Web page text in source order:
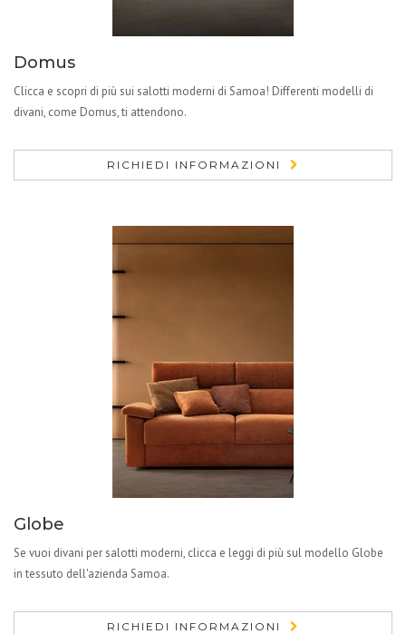
Domus
Clicca e scopri di più sui salotti moderni di Samoa! Differenti modelli di
divani, come Domus, ti attendono.
RICHIEDI INFORMAZIONI
Globe
Se vuoi divani per salotti moderni, clicca e leggi di più sul modello Globe
in tessuto dell'azienda Samoa.
RICHIEDI INFORMAZIONI